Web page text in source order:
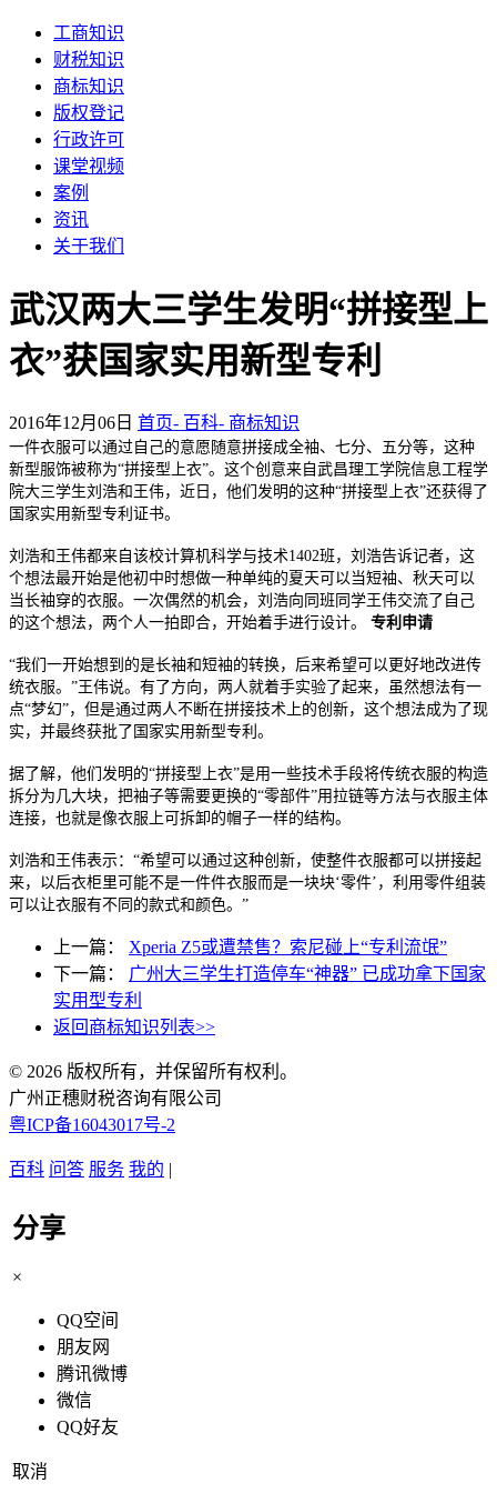
工商知识
财税知识
商标知识
版权登记
行政许可
课堂视频
案例
资讯
关于我们
武汉两大三学生发明“拼接型上
衣”获国家实用新型专利
2016年12月06日 首页- 百科- 商标知识
一件衣服可以通过自己的意愿随意拼接成全袖、七分、五分等，这种
新型服饰被称为“拼接型上衣”。这个创意来自武昌理工学院信息工程学
院大三学生刘浩和王伟，近日，他们发明的这种“拼接型上衣”还获得了
国家实用新型专利证书。
刘浩和王伟都来自该校计算机科学与技术1402班，刘浩告诉记者，这
个想法最开始是他初中时想做一种单纯的夏天可以当短袖、秋天可以
当长袖穿的衣服。一次偶然的机会，刘浩向同班同学王伟交流了自己
的这个想法，两个人一拍即合，开始着手进行设计。 专利申请
“我们一开始想到的是长袖和短袖的转换，后来希望可以更好地改进传
统衣服。”王伟说。有了方向，两人就着手实验了起来，虽然想法有一
点“梦幻”，但是通过两人不断在拼接技术上的创新，这个想法成为了现
实，并最终获批了国家实用新型专利。
据了解，他们发明的“拼接型上衣”是用一些技术手段将传统衣服的构造
拆分为几大块，把袖子等需要更换的“零部件”用拉链等方法与衣服主体
连接，也就是像衣服上可拆卸的帽子一样的结构。
刘浩和王伟表示：“希望可以通过这种创新，使整件衣服都可以拼接起
来，以后衣柜里可能不是一件件衣服而是一块块‘零件’，利用零件组装
可以让衣服有不同的款式和颜色。”
上一篇： Xperia Z5或遭禁售？索尼碰上“专利流氓”
下一篇： 广州大三学生打造停车“神器” 已成功拿下国家
实用型专利
返回商标知识列表>>
© 2026 版权所有，并保留所有权利。
广州正穗财税咨询有限公司
粤ICP备16043017号-2
百科 问答 服务 我的 |
分享
×
QQ空间
朋友网
腾讯微博
微信
QQ好友
取消